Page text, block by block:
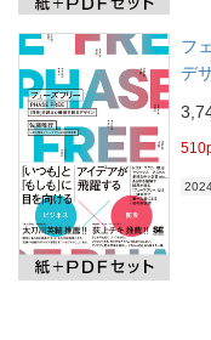
フ
デ